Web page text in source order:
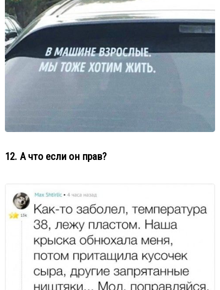
12. А что если он прав?